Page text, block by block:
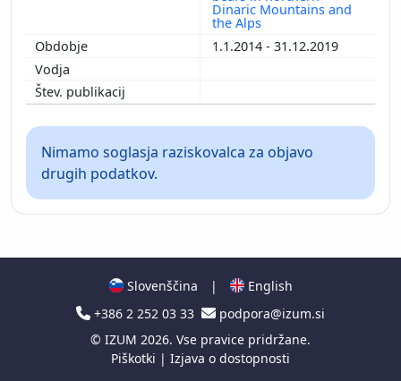
Dinaric Mountains and
the Alps
1.1.2014 - 31.12.2019
Nimamo soglasja raziskovalca za objavo
drugih podatkov.
Slovenščina |
English
+386 2 252 03 33
podpora@izum.si
© IZUM 2026. Vse pravice pridržane.
Piškotki | Izjava o dostopnosti